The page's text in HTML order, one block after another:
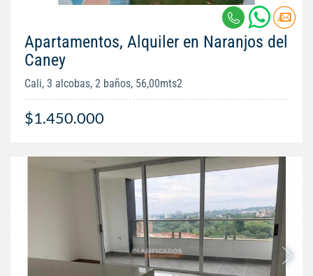
Apartamentos, Alquiler en Naranjos del
Caney
Cali, 3 alcobas, 2 baños, 56,00mts2
$1.450.000